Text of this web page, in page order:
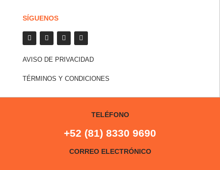
SÍGUENOS
AVISO DE PRIVACIDAD
TÉRMINOS Y CONDICIONES
TELÉFONO
+52 (81) 8330 9690
CORREO ELECTRÓNICO